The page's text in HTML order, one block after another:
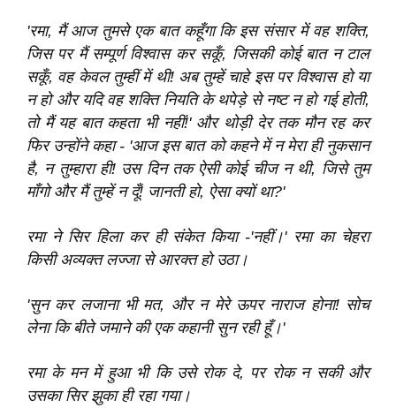
'रमा, मैं आज तुमसे एक बात कहूँगा कि इस संसार में वह शक्ति,
जिस पर मैं सम्पूर्ण विश्‍वास कर सकूँ, जिसकी कोई बात न टाल
सकूँ, वह केवल तुम्हीं में थी! अब तुम्हें चाहे इस पर विश्‍वास हो या
न हो और यदि वह शक्ति नियति के थपेड़े से नष्ट न हो गई होती,
तो मैं यह बात कहता भी नहीं!' और थोड़ी देर तक मौन रह कर
फिर उन्होंने कहा - 'आज इस बात को कहने में न मेरा ही नुकसान
है, न तुम्हारा ही! उस दिन तक ऐसी कोई चीज न थी, जिसे तुम
माँगो और मैं तुम्हें न दूँ! जानती हो, ऐसा क्यों था?'
रमा ने सिर हिला कर ही संकेत किया -'नहीं।' रमा का चेहरा
किसी अव्यक्त लज्जा से आरक्त हो उठा।
'सुन कर लजाना भी मत, और न मेरे ऊपर नाराज होना! सोच
लेना कि बीते जमाने की एक कहानी सुन रही हूँ।'
रमा के मन में हुआ भी कि उसे रोक दे, पर रोक न सकी और
उसका सिर झुका ही रहा गया।